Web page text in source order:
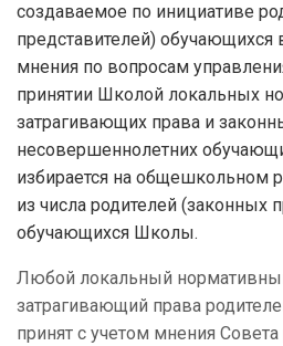
создаваемое по инициативе
представителей) обучающихся
мнения по вопросам
принятии Школой локальных
затрагивающих права и
несовершеннолетних
избирается на общешкольном
из числа родителей (законных
обучающихся Школы.
Любой локальный
затрагивающий права
принят с учетом мнения Совета